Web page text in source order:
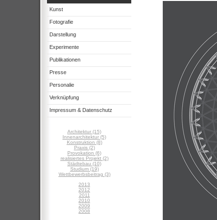
Kunst
Fotografie
Darstellung
Experimente
Publikationen
Presse
Personalie
Verknüpfung
Impressum & Datenschutz
Architektur (15)
Innenarchitektur (5)
Konstruktion (8)
Praxis (2)
Provokation (6)
realisiertes Projekt (2)
Städtebau (10)
Studium (19)
Wettbewerbsbeitrag (3)
2013
2012
2011
2010
2009
2008